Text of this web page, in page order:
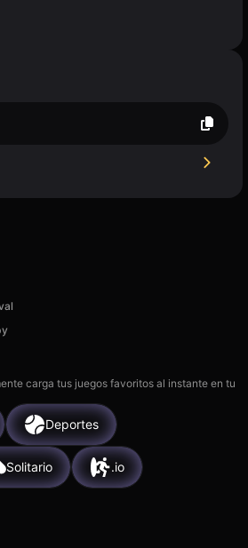
carga tus juegos favoritos al instante en tu
Deportes
Solitario .io